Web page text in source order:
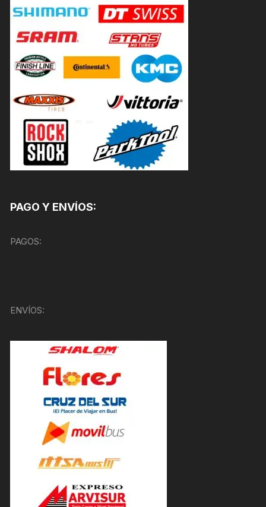
PAGO Y ENVÍOS:
PAGOS:
ENVÍOS: